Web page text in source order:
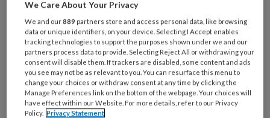
e-
mailadres?
* *
Kies
je
wachtwoord* *
Kies
je
functie *
We Care About Your Privacy
We and our889 partners store and access personal data, like browsing
data or unique identifiers, on your device. Selecting I Accept enables
tracking technologies to support the purposes shown under we and our
partners process data to provide. Selecting Reject All or withdrawing your
consent will disable them. If trackers are disabled, some content and ads
you see may not be as relevant to you. You can resurface this menu to
change your choices or withdraw consent at any time by clicking the
Manage Preferences link on the bottom of the webpage. Your choices will
have effect within our Website. For more details, refer to our Privacy
Policy. Privacy Statement